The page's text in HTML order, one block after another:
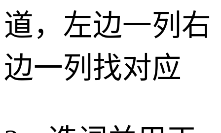
道，左边一列右
边一列找对应